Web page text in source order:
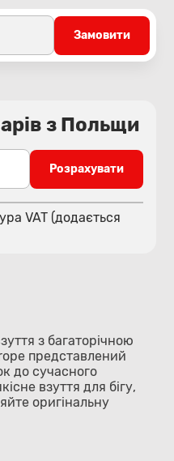
Замовити
з Польщи
Розрахувати
VAT (додається
з багаторічною
представлений
до сучасного
взуття для бігу,
оригінальну